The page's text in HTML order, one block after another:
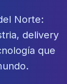
Norte:
delivery
que